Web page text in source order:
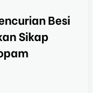
Besi
Sikap